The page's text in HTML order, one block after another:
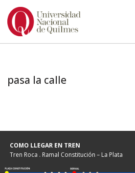
Ir
pasa la calle
COMO LLEGAR EN TREN
Tren Roca . Ramal Constitución – La Plata